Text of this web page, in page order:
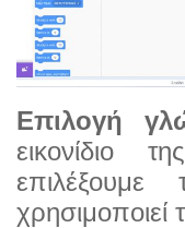
Επιλογή
εικονίδιο
χρησιμοποιεί